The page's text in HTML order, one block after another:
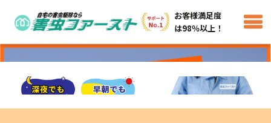
お客様満足度
は98％以上！